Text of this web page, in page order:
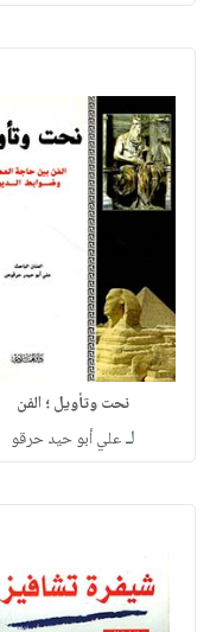
نحت وتأويل ؛ الفن
لـعلي أبو حيد حرقو